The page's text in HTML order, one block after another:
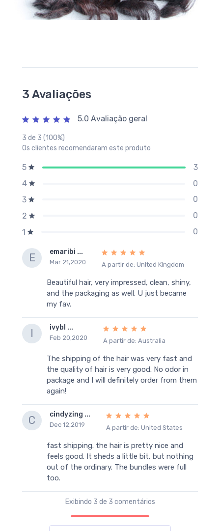
3 Avaliações
5.0 Avaliação geral
3 de 3 (100%)
Os clientes recomendaram este produto
5
3
4
0
3
0
2
0
1
0
E emaribi ...
Mar 21,2020 A partir de: United Kingdom
Beautiful hair, very impressed, clean, shiny,
and the packaging as well. U just became
my fav.
I ivybl ...
Feb 20,2020 A partir de: Australia
The shipping of the hair was very fast and
the quality of hair is very good. No odor in
package and I will definitely order from them
again!
C cindyzing ...
Dec 12,2019 A partir de: United States
fast shipping. the hair is pretty nice and
feels good. It sheds a little bit, but nothing
out of the ordinary. The bundles were full
too.
Exibindo 3 de 3 comentários